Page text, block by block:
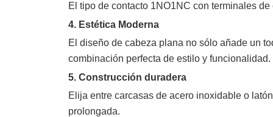
El tipo de contacto 1NO1NC con terminales
4. Estética Moderna
El diseño de cabeza plana no sólo añade un
combinación perfecta de estilo y funcionalidad.
5. Construcción duradera
Elija entre carcasas de acero inoxidable o
prolongada.